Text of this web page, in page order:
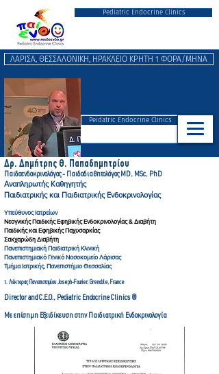
Pediatric Endocrine Clinics
ΛΑΡΙΣΑ, ΘΕΣΣΑΛΟΝΙΚΗ, ΗΡΑΚΛΕΙΟ ΚΡΗΤΗ 1 ΦΟΡΑ/ΜΗΝΑ
Peidatric Endocrine Clinics
Δρ. Δημήτρης Θ. Παπαδημητρίου
Παιδοενδοκρινολόγος - Παιδοδιαβητολόγος MD, MSc, PhD
Αναπληρωτής Καθηγητής
Παιδιατρικής και Παιδιατρικής Ενδοκρινολογίας
Υπεύθυνος Ιατρείων
Νεογνικής Παιδικής Εφηβικής Ενδοκρινολογίας & Διαβήτη
Παιδικής και Εφηβικής Παχυσαρκίας
Σακχαρώδη Διαβήτη
Πανεπιστημιακή Παιδιατρική Κλινική
Πανεπιστημιακό Γενικό Νοσοκομείο Λάρισας
Τμήμα Ιατρικής, Πανεπιστήμιο Θεσσαλίας
τ. Λέκτορας Πανεπιστημίου Joseph-Fourier, Grenoble, France
Director and C.E.O., Pediatric Endocrine Clinics ®
Με επίσημη Εξειδίκευση στην Παιδιατρική Ενδοκρινολογία